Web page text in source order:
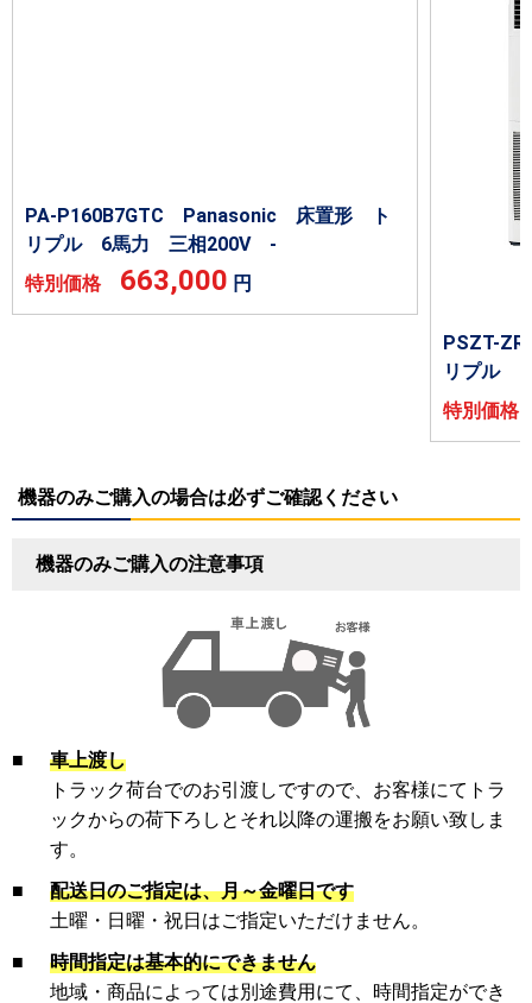
PA-P160B7GTC Panasonic 床置形 ト
リプル 6馬力 三相200V -
特別価格 663,000 円
PSZT-
リプル
特別価
機器のみご購入の場合は必ずご確認ください
機器のみご購入の注意事項
■
車上渡し
トラック荷台でのお引渡しですので、お客様にてトラ
ックからの荷下ろしとそれ以降の運搬をお願い致しま
す。
■
配送日のご指定は、月～金曜日です
土曜・日曜・祝日はご指定いただけません。
■
時間指定は基本的にできません
地域・商品によっては別途費用にて、時間指定ができ